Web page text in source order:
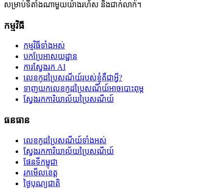
សម្រាប់ទីតាំងណាមួយយ៉ាងរហ័ស និងជាក់លាក់។
កម្មវិធី
កម្មវិធីទាំងអស់
បកប្រែអាសយដ្ឋាន
ការស្វែងរក AI
លេខកូដប្រៃសណីយ៍របស់ខ្ញុំគឺជាអ្វី?
ទាញយកលេខកូដប្រៃសណីយ៍អាចបោះពុម្ភ
ស្វែងរកការិយាល័យប្រៃសណីយ៍
ធនធាន
លេខកូដប្រៃសណីយ៍ទាំងអស់
ស្វែងរកការិយាល័យប្រៃសណីយ៍
ផែនទីកម្ពុជា
រកមើលខេត្ត
ថ្ងៃបុណ្យជាតិ